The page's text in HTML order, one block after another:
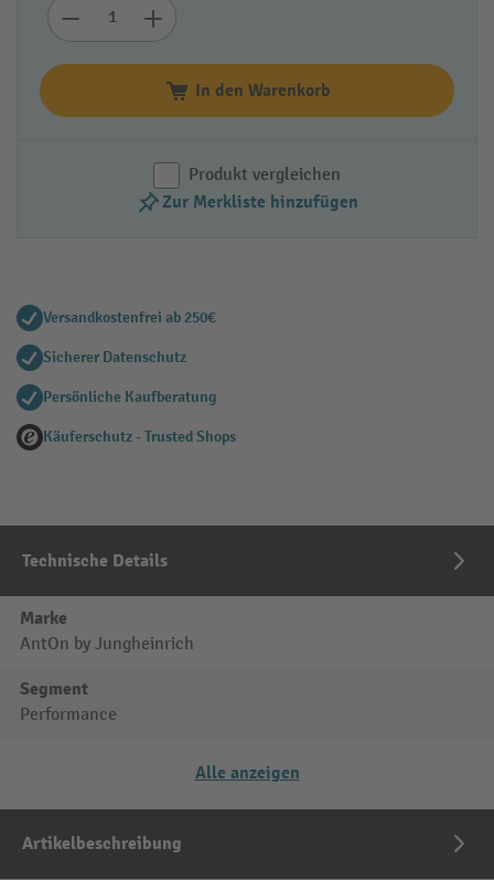
In den Warenkorb
Produkt vergleichen
Zur Merkliste hinzufügen
Versandkostenfrei ab 250€
Sicherer Datenschutz
Persönliche Kaufberatung
Käuferschutz - Trusted Shops
Technische Details
Marke
AntOn by Jungheinrich
Segment
Performance
Alle anzeigen
Artikelbeschreibung